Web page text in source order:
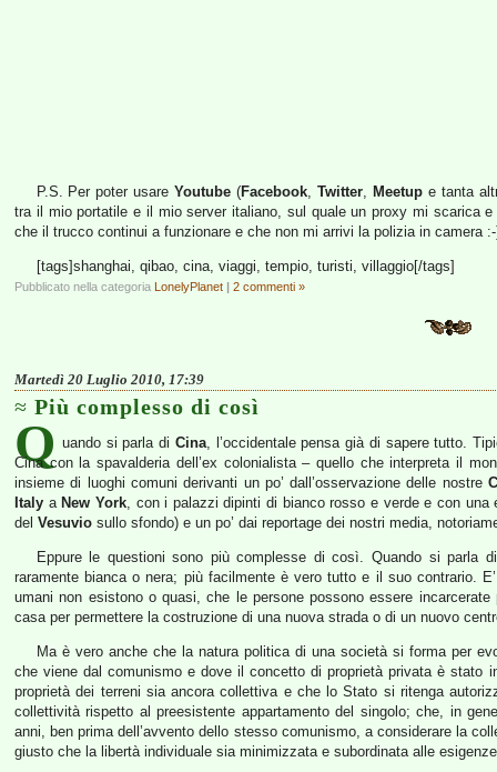
P.S. Per poter usareYoutube (Facebook ,Twitter Meetup e tanta
tra il mio portatile e il mio server italiano, sul quale un proxy mi scarica
che il trucco continui a funzionare e che non mi arrivi la polizia in camera
[tags]shanghai, qibao, cina, viaggi, tempio, turisti, villaggio[/tags]
Pubblicato nella categoria LonelyPlanet | 2 commenti »
Martedì 20 Luglio 2010, 17:39
Più complesso di così
Q uando si parla di Cina, l’occidentale pensa già di sapere tutto.
Cina con la spavalderia dell’ex colonialista – quello che interpreta il
insieme di luoghi comuni derivanti un po’ dall’osservazione delle nostre
Italy a New York, con i palazzi dipinti di bianco rosso e verde e con una
del Vesuvio sullo sfondo) e un po’ dai reportage dei nostri media,
Eppure le questioni sono più complesse di così. Quando si
raramente bianca o nera; più facilmente è vero tutto e il suo contrario.
umani non esistono o quasi, che le persone possono essere
casa per permettere la costruzione di una nuova strada o di un nuovo
Ma è vero anche che la natura politica di una società si forma per
che viene dal comunismo e dove il concetto di proprietà privata è stato
proprietà dei terreni sia ancora collettiva e che lo Stato si ritenga
collettività rispetto al preesistente appartamento del singolo; che, in
anni, ben prima dell’avvento dello stesso comunismo, a considerare la
giusto che la libertà individuale sia minimizzata e subordinata alle